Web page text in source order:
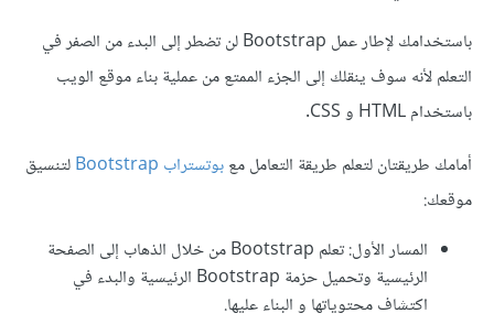
باستخدامك لإطار عمل Bootstrap لن تضطر إلى البدء من الصفر في
التعلم لأنه سوف ينقلك إلى الجزء الممتع من عملية بناء موقع الويب
باستخدام HTML و CSS.
أمامك طريقتان لتعلم طريقة التعامل معبوتستراب Bootstrap
لتنسيق
موقعك:
المسار الأول: تعلم Bootstrap من خلال الذهاب إلى الصفحة
الرئيسية وتحميل حزمة Bootstrap الرئيسية والبدء في
اكتشاف محتوياتها و البناء عليها.